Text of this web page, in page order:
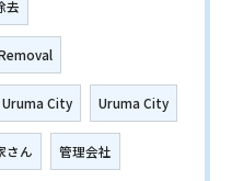
去
City Uruma City
さん 管理会社